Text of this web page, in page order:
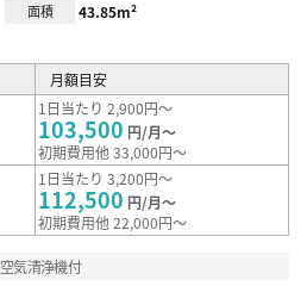
面積 43.85m²
月額目安
1日当たり 2,900円～
103,500 円/月～
初期費用他 33,000円～
1日当たり 3,200円～
112,500 円/月～
初期費用他 22,000円～
空気清浄機付